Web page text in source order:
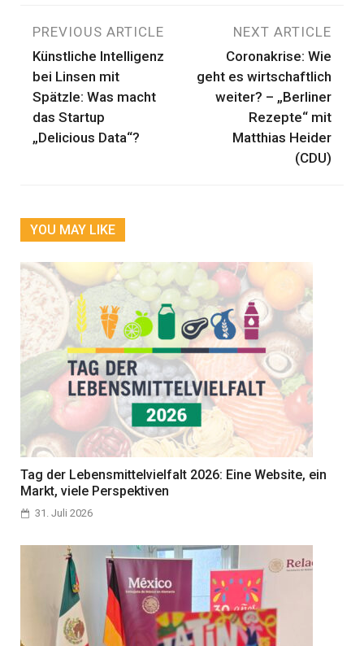
Beitragsnavigation
PREVIOUS ARTICLE
Künstliche Intelligenz
bei Linsen mit
Spätzle: Was macht
das Startup
„Delicious Data“?
NEXT ARTICLE
Coronakrise: Wie
geht es wirtschaftlich
weiter? – „Berliner
Rezepte“ mit
Matthias Heider
(CDU)
YOU MAY LIKE
Tag der Lebensmittelvielfalt 2026: Eine Website, ein
Markt, viele Perspektiven
31. Juli 2026